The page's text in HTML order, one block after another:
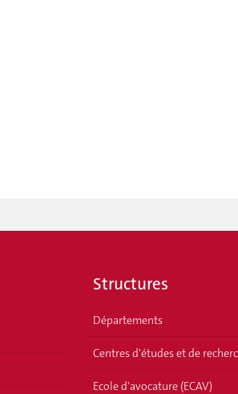
Structures
Départements
Centres d'études et de
Ecole d'avocature (ECAV)